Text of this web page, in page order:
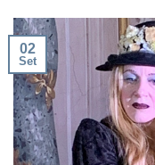
02
Set